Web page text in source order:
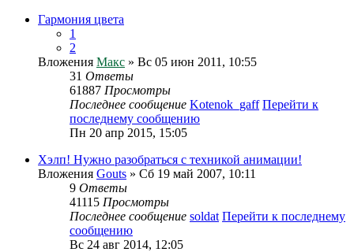
Гармония цвета
1
2
Вложения Макс » Вс 05 июн 2011, 10:55
31 Ответы
61887 Просмотры
Последнее сообщение Kotenok_gaff Перейти к
последнему сообщению
Пн 20 апр 2015, 15:05
Хэлп! Нужно разобраться с техникой анимации!
Вложения Gouts » Сб 19 май 2007, 10:11
9 Ответы
41115 Просмотры
Последнее сообщение soldat Перейти к последнему
сообщению
Вс 24 авг 2014, 12:05